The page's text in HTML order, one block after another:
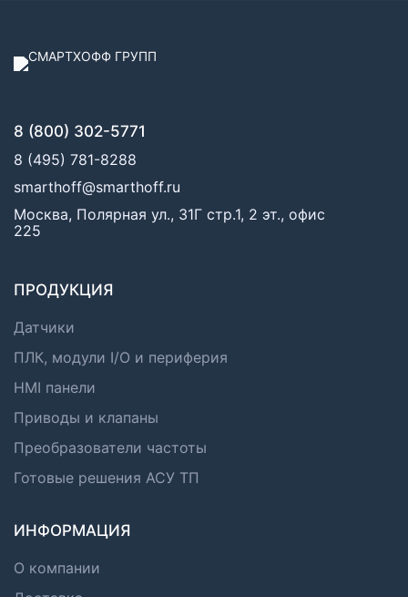
8 (800) 302-5771
8 (495) 781-8288
smarthoff@smarthoff.ru
Москва, Полярная ул., 31Г стр.1, 2 эт., офис
225
ПРОДУКЦИЯ
Датчики
ПЛК, модули I/O и периферия
HMI панели
Приводы и клапаны
Преобразователи частоты
Готовые решения АСУ ТП
ИНФОРМАЦИЯ
О компании